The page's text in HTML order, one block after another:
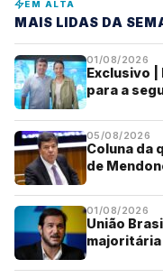
EM ALTA
MAIS LIDAS DA
01/08/2026
Exclusivo |
para a
05/08/2026
Coluna da
de
01/08/2026
União
majoritária